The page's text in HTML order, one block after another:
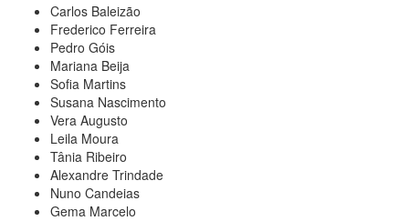
Carlos Baleizão
Frederico Ferreira
Pedro Góis
Mariana Beija
Sofia Martins
Susana Nascimento
Vera Augusto
Leila Moura
Tânia Ribeiro
Alexandre Trindade
Nuno Candeias
Gema Marcelo